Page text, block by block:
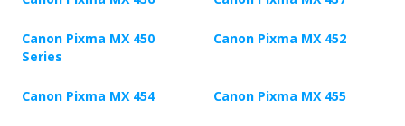
Canon Pixma MX 450
Series
Canon Pixma MX 452
Canon Pixma MX 454 Canon Pixma MX 455